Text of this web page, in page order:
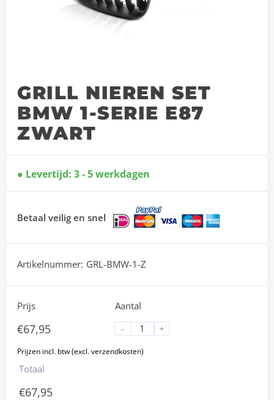
GRILL NIEREN SET
BMW 1-SERIE E87
ZWART
Levertijd: 3 - 5 werkdagen
Betaal veilig en snel
Artikelnummer: GRL-BMW-1-Z
Prijs
€67,95
Aantal
-
+
Totaal
€67,95